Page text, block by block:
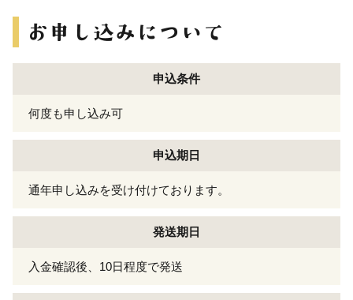
申込条件
何度も申し込み可
申込期日
通年申し込みを受け付けております。
発送期日
入金確認後、10日程度で発送